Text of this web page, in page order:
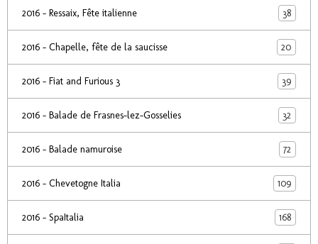
2016 - Ressaix, Fête italienne 38
2016 - Chapelle, fête de la saucisse 20
2016 - Fiat and Furious 3 39
2016 - Balade de Frasnes-lez-Gosselies 32
2016 - Balade namuroise 72
2016 - Chevetogne Italia 109
2016 - SpaItalia 168